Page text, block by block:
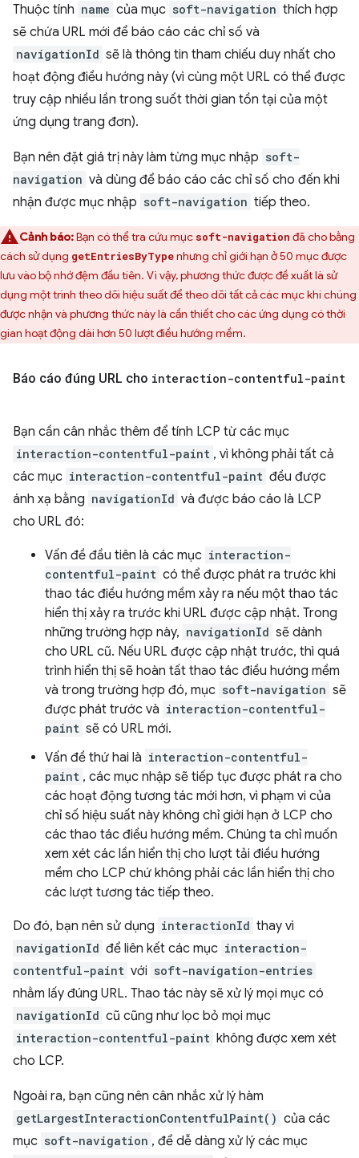
Thuộc tính name của mục soft-navigation thích hợp
sẽ chứa URL mới để báo cáo các chỉ số và
navigationId sẽ là thông tin tham chiếu duy nhất cho
hoạt động điều hướng này (vì cùng một URL có thể được
truy cập nhiều lần trong suốt thời gian tồn tại của một
ứng dụng trang đơn).
Bạn nên đặt giá trị này làm từng mục nhập soft-
navigation và dùng để báo cáo các chỉ số cho đến khi
nhận được mục nhập soft-navigation tiếp theo.
Cảnh báo:Bạn có thể tra cứu mục soft-navigation đã cho bằng
cách sử dụng getEntriesByTypenhưng chỉ giới hạn ở 50 mục được
lưu vào bộ nhớ đệm đầu tiên. Vì vậy, phương thức được đề xuất là sử
dụng một trình theo dõi hiệu suất để theo dõi tất cả các mục khi chúng
được nhận và phương thức này là cần thiết cho các ứng dụng có thời
gian hoạt động dài hơn 50 lượt điều hướng mềm.
Báo cáo đúng URL cho interaction-contentful-paint
Bạn cần cân nhắc thêm để tính LCP từ các mục
interaction-contentful-paint , vì không phải tất cả
các mục interaction-contentful-paint đều được
ánh xạ bằng navigationId và được báo cáo là LCP
cho URL đó:
Vấn đề đầu tiên là các mục interaction-
contentful-paint có thể được phát ra trước khi
thao tác điều hướng mềm xảy ra nếu một thao tác
hiển thị xảy ra trước khi URL được cập nhật. Trong
những trường hợp này, navigationId sẽ dành
cho URL cũ. Nếu URL được cập nhật trước, thì quá
trình hiển thị sẽ hoàn tất thao tác điều hướng mềm
và trong trường hợp đó, mục soft-navigation sẽ
được phát trước và interaction-contentful-
paint sẽ có URL mới.
Vấn đề thứ hai là interaction-contentful-
paint , các mục nhập sẽ tiếp tục được phát ra cho
các hoạt động tương tác mới hơn, vì phạm vi của
chỉ số hiệu suất này không chỉ giới hạn ở LCP cho
các thao tác điều hướng mềm. Chúng ta chỉ muốn
xem xét các lần hiển thị cho lượt tải điều hướng
mềm cho LCP chứ không phải các lần hiển thị cho
các lượt tương tác tiếp theo.
Do đó, bạn nên sử dụng interactionId thay vì
navigationId để liên kết các mục interaction-
contentful-paint với soft-navigation-entries
nhằm lấy đúng URL. Thao tác này sẽ xử lý mọi mục có
navigationId cũ cũng như lọc bỏ mọi mục
interaction-contentful-paint không được xem xét
cho LCP.
Ngoài ra, bạn cũng nên cân nhắc xử lý hàm
getLargestInteractionContentfulPaint() của các
mục soft-navigation , để dễ dàng xử lý các mục